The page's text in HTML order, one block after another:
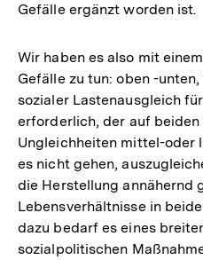
Gefälle ergänzt worden ist.
Wir haben es also mit
Gefälle zu tun: oben -
sozialer Lastenausgleich
erforderlich, der auf beiden
Ungleichheiten mittel-
es nicht gehen,
die Herstellung annähernd
Lebensverhältnisse in
dazu bedarf es eines
sozialpolitischen